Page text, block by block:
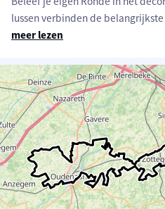
lussen verbinden de
meer lezen